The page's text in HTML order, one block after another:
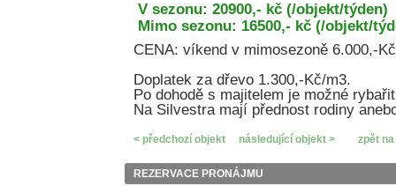
V sezonu: 20900,- kč (/objekt/týden)
Mimo sezonu: 16500,- kč (/objekt/
CENA: víkend v mimosezoně 6.000,-
Doplatek za dřevo 1.300,-Kč/m3.
Po dohodě s majitelem je možné
Na Silvestra mají přednost rodiny
< předchozí objekt následující objekt > zpět
REZERVACE PRONÁJMU